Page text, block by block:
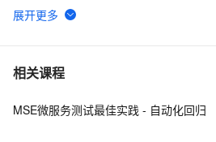
6
DevOps实践：持续集成与持续部署
7 web自动化测试-playwright工具5分钟
8 SharePoint自动化系列——Set MMS
相关课程
MSE微服务测试最佳实践 - 自动化回归